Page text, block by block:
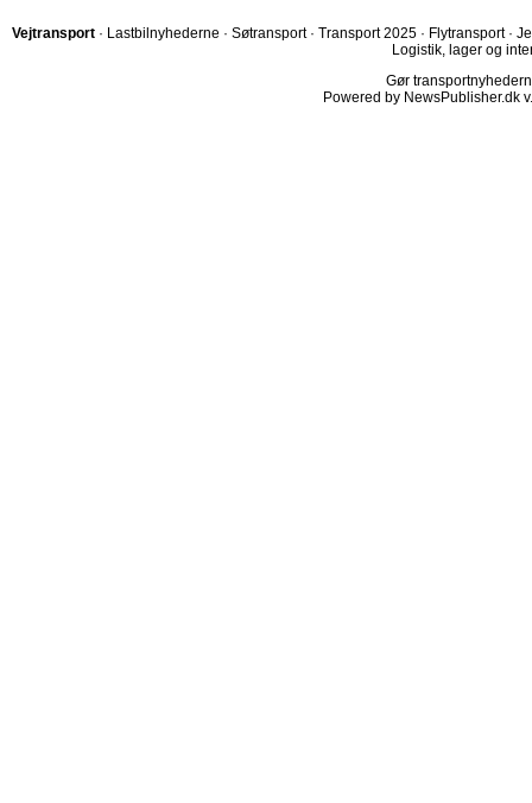
Vejtransport · Lastbilnyhederne · Søtransport · Transport 2025 · Flytransport ·
Logistik, lager og
Gør
Powered by NewsPublisher.dk